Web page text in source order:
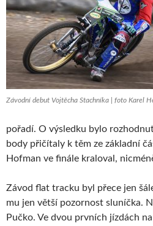
Závodní debut Vojtěcha Stachníka | foto Karel
pořadí. O výsledku bylo
body přičítaly k těm ze základní
Hofman ve finále kraloval,
Závod flat tracku byl přece jen
mu jen větší pozornost sluníčka.
Pučko. Ve dvou prvních jízdách